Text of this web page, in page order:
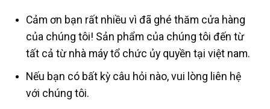
Cảm ơn bạn rất nhiều vì đã ghé thăm cửa hàng
của chúng tôi! Sản phẩm của chúng tôi đến từ
tất cả từ nhà máy tổ chức ủy quyền tại việt nam.
Nếu bạn có bất kỳ câu hỏi nào, vui lòng liên hệ
với chúng tôi.